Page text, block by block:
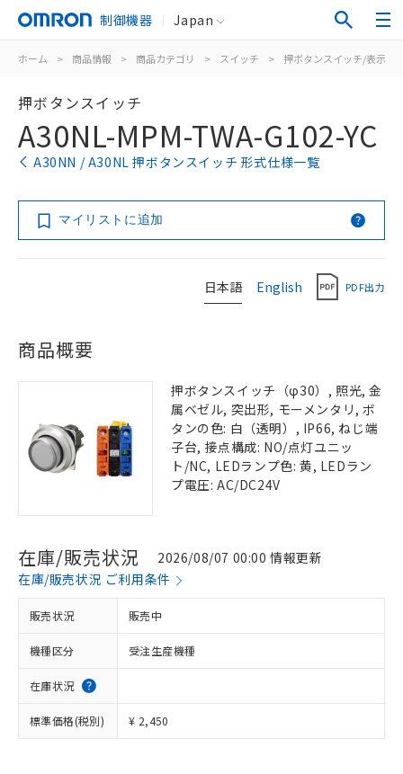
制御機器 Japan
ホーム > 商品情報 > 商品カテゴリ > スイッチ > 押ボタンスイッチ/表示灯
押ボタンスイッチ
A30NL-MPM-TWA-G102-YC
A30NN / A30NL 押ボタンスイッチ 形式仕様一覧
マイリストに追加
日本語 English PDF出力
商品概要
押ボタンスイッチ（φ30）, 照光, 金
属ベゼル, 突出形, モーメンタリ, ボ
タンの色: 白（透明）, IP66, ねじ端
子台, 接点構成: NO/点灯ユニッ
ト/NC, LEDランプ色: 黄, LEDラン
プ電圧: AC/DC24V
在庫/販売状況
2026/08/07 00:00 情報更新
在庫/販売状況 ご利用条件
販売状況 販売中
機種区分 受注生産機種
在庫状況
標準価格(税別) ¥ 2,450